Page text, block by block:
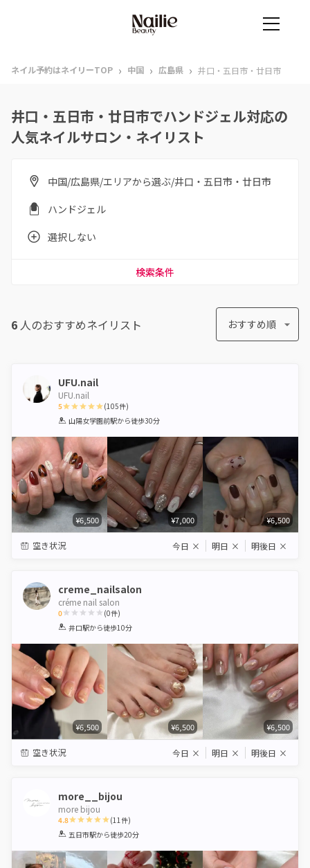
ネイル予約はネイリーTOP › 中国 › 広島県 › 井口・五日市・廿日市
井口・五日市・廿日市でハンドジェル対応の
人気ネイルサロン・ネイリスト
中国/広島県/エリアから選ぶ/井口・五日市・廿日市
ハンドジェル
選択しない
検索条件
6 人のおすすめネイリスト おすすめ順
UFU.nail
UFU.nail
5
1 2 3 4 5
(105件)
山陽女学園前駅から徒歩30分
¥6,500 ¥7,000 ¥6,500
空き状況 今日 × 明日 × 明後日 ×
creme_nailsalon
créme nail salon
0
1 2 3 4 5
(0件)
井口駅から徒歩10分
¥6,500 ¥6,500 ¥6,500
空き状況 今日 × 明日 × 明後日 ×
more__bijou
more bijou
4.8
1 2 3 4 5
(11件)
五日市駅から徒歩20分